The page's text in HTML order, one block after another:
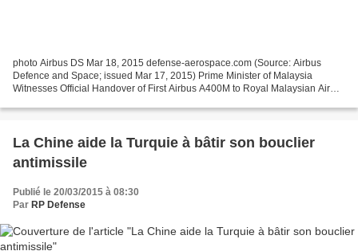
photo Airbus DS Mar 18, 2015 defense-aerospace.com (Source: Airbus
Defence and Space; issued Mar 17, 2015) Prime Minister of Malaysia
Witnesses Official Handover of First Airbus A400M to Royal Malaysian Air
La Chine aide la Turquie à bâtir son bouclier
antimissile
Publié le 20/03/2015 à 08:30
Par RP Defense